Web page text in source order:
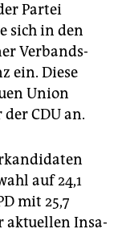
Partei
sich in den
Verbands-
ein. Diese
Union
CDU an.
auf 24,1
mit 25,7
aktuellen Insa-